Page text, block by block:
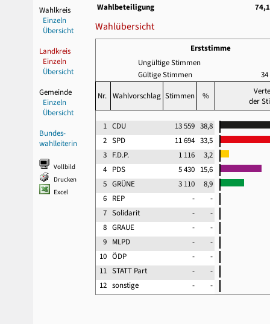
Wahlkreis
Einzeln
Übersicht
Landkreis
Einzeln
Übersicht
Gemeinde
Einzeln
Übersicht
Bundes-
wahlleiterin
Vollbild
Drucken
Excel
Wahlbeteiligung
Wahlübersicht
Erststimme
Ungültige Stimmen
Gültige Stimmen
34
Nr. Wahlvorschlag Stimmen %
der
1 CDU 13 559 38,8
2 SPD 11 694 33,5
3 F.D.P. 1 116
3,2
4 PDS 5 430 15,6
5 GRÜNE 3 110
8,9
6 REP -
-
7 Solidarit -
-
8 GRAUE -
-
9 MLPD -
-
10 ÖDP -
-
11 STATT Part -
-
12 sonstige - -